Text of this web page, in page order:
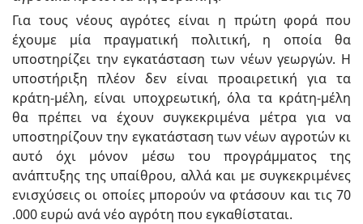
Για τους νέους αγρότες είναι η πρώτη φορά που
έχουμε μία πραγματική πολιτική, η οποία θα
υποστηρίζει την εγκατάσταση των νέων γεωργών. Η
υποστήριξη πλέον δεν είναι προαιρετική για τα
κράτη-μέλη, είναι υποχρεωτική, όλα τα κράτη-μέλη
θα πρέπει να έχουν συγκεκριμένα μέτρα για να
υποστηρίζουν την εγκατάσταση των νέων αγροτών κι
αυτό όχι μόνον μέσω του προγράμματος της
ανάπτυξης της υπαίθρου, αλλά και με συγκεκριμένες
ενισχύσεις οι οποίες μπορούν να φτάσουν και τις 70
.000 ευρώ ανά νέο αγρότη που εγκαθίσταται.